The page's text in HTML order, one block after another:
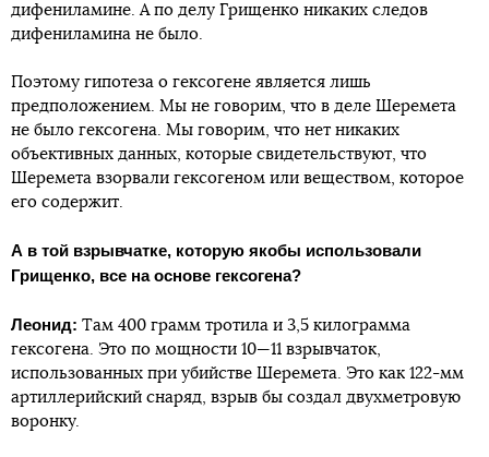
дифениламине. А по делу Грищенко никаких следов
дифениламина не было.
Поэтому гипотеза о гексогене является лишь
предположением. Мы не говорим, что в деле Шеремета
не было гексогена. Мы говорим, что нет никаких
объективных данных, которые свидетельствуют, что
Шеремета взорвали гексогеном или веществом, которое
его содержит.
А в той взрывчатке, которую якобы использовали
Грищенко, все на основе гексогена?
Леонид: Там 400 грамм тротила и 3,5 килограмма
гексогена. Это по мощности 10—11 взрывчаток,
использованных при убийстве Шеремета. Это как 122-мм
артиллерийский снаряд, взрыв бы создал двухметровую
воронку.